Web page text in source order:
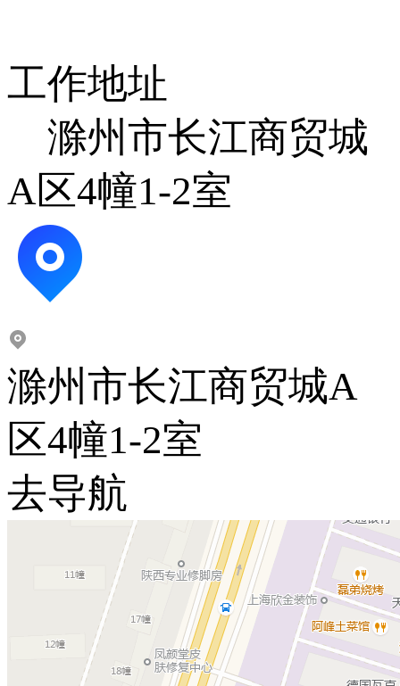
工作地址
滁州市长江商贸城
A区4幢1-2室
滁州市长江商贸城A
区4幢1-2室
去导航